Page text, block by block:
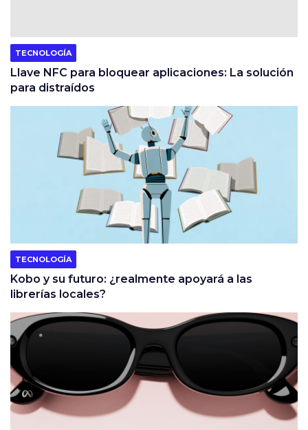
TECNOLOGÍA
Llave NFC para bloquear aplicaciones: La solución
para distraídos
TECNOLOGÍA
Kobo y su futuro: ¿realmente apoyará a las
librerías locales?